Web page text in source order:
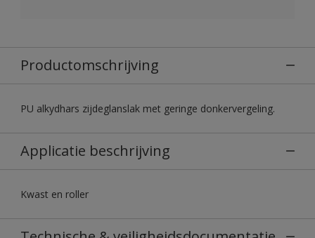
Productomschrijving
PU alkydhars zijdeglanslak met geringe donkervergeling.
Applicatie beschrijving
Kwast en roller